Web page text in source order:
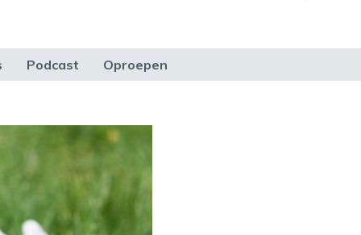
Podcast Oproepen